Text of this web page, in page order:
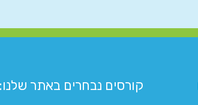
קורסים נבחרים באתר שלנו:​